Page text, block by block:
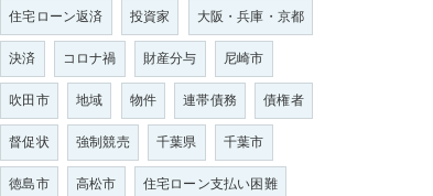
住宅ローン返済
投資家
大阪・兵庫・京都
決済
コロナ禍 財産分与
尼崎市
吹田市
地域 物件 連帯債務
債権者
督促状
強制競売 千葉県
千葉市
徳島市
高松市
住宅ローン支払い困難